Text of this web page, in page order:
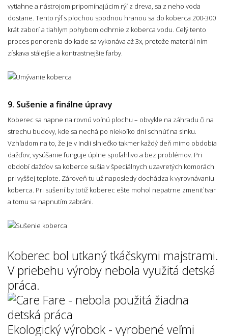
vytiahne a nástrojom pripomínajúcim rýľ z dreva, sa z neho voda
dostane. Tento rýľ s plochou spodnou hranou sa do koberca 200-300
krát zaborí a tiahlym pohybom odhrnie z koberca vodu. Celý tento
proces ponorenia do kade sa vykonáva až 3x, pretože materiál ním
získava stálejšie a kontrastnejšie farby.
9. Sušenie a finálne úpravy
Koberec sa napne na rovnú voľnú plochu – obvykle na záhradu či na
strechu budovy, kde sa nechá po niekoľko dní schnúť na slnku.
Vzhľadom na to, že je v Indii slniečko takmer každý deň mimo obdobia
dažďov, vysúšanie funguje úplne spoľahlivo a bez problémov. Pri
období dažďov sa koberce sušia v špeciálnych uzavretých komorách
pri vyššej teplote. Zároveň tu už naposledy dochádza k vyrovnávaniu
koberca. Pri sušení by totiž koberec ešte mohol nepatrne zmeniť tvar
a tomu sa napnutím zabráni.
Koberec bol utkaný tkáčskymi majstrami.
V priebehu výroby nebola využitá detská
práca.
Ekologický výrobok - vyrobené veľmi